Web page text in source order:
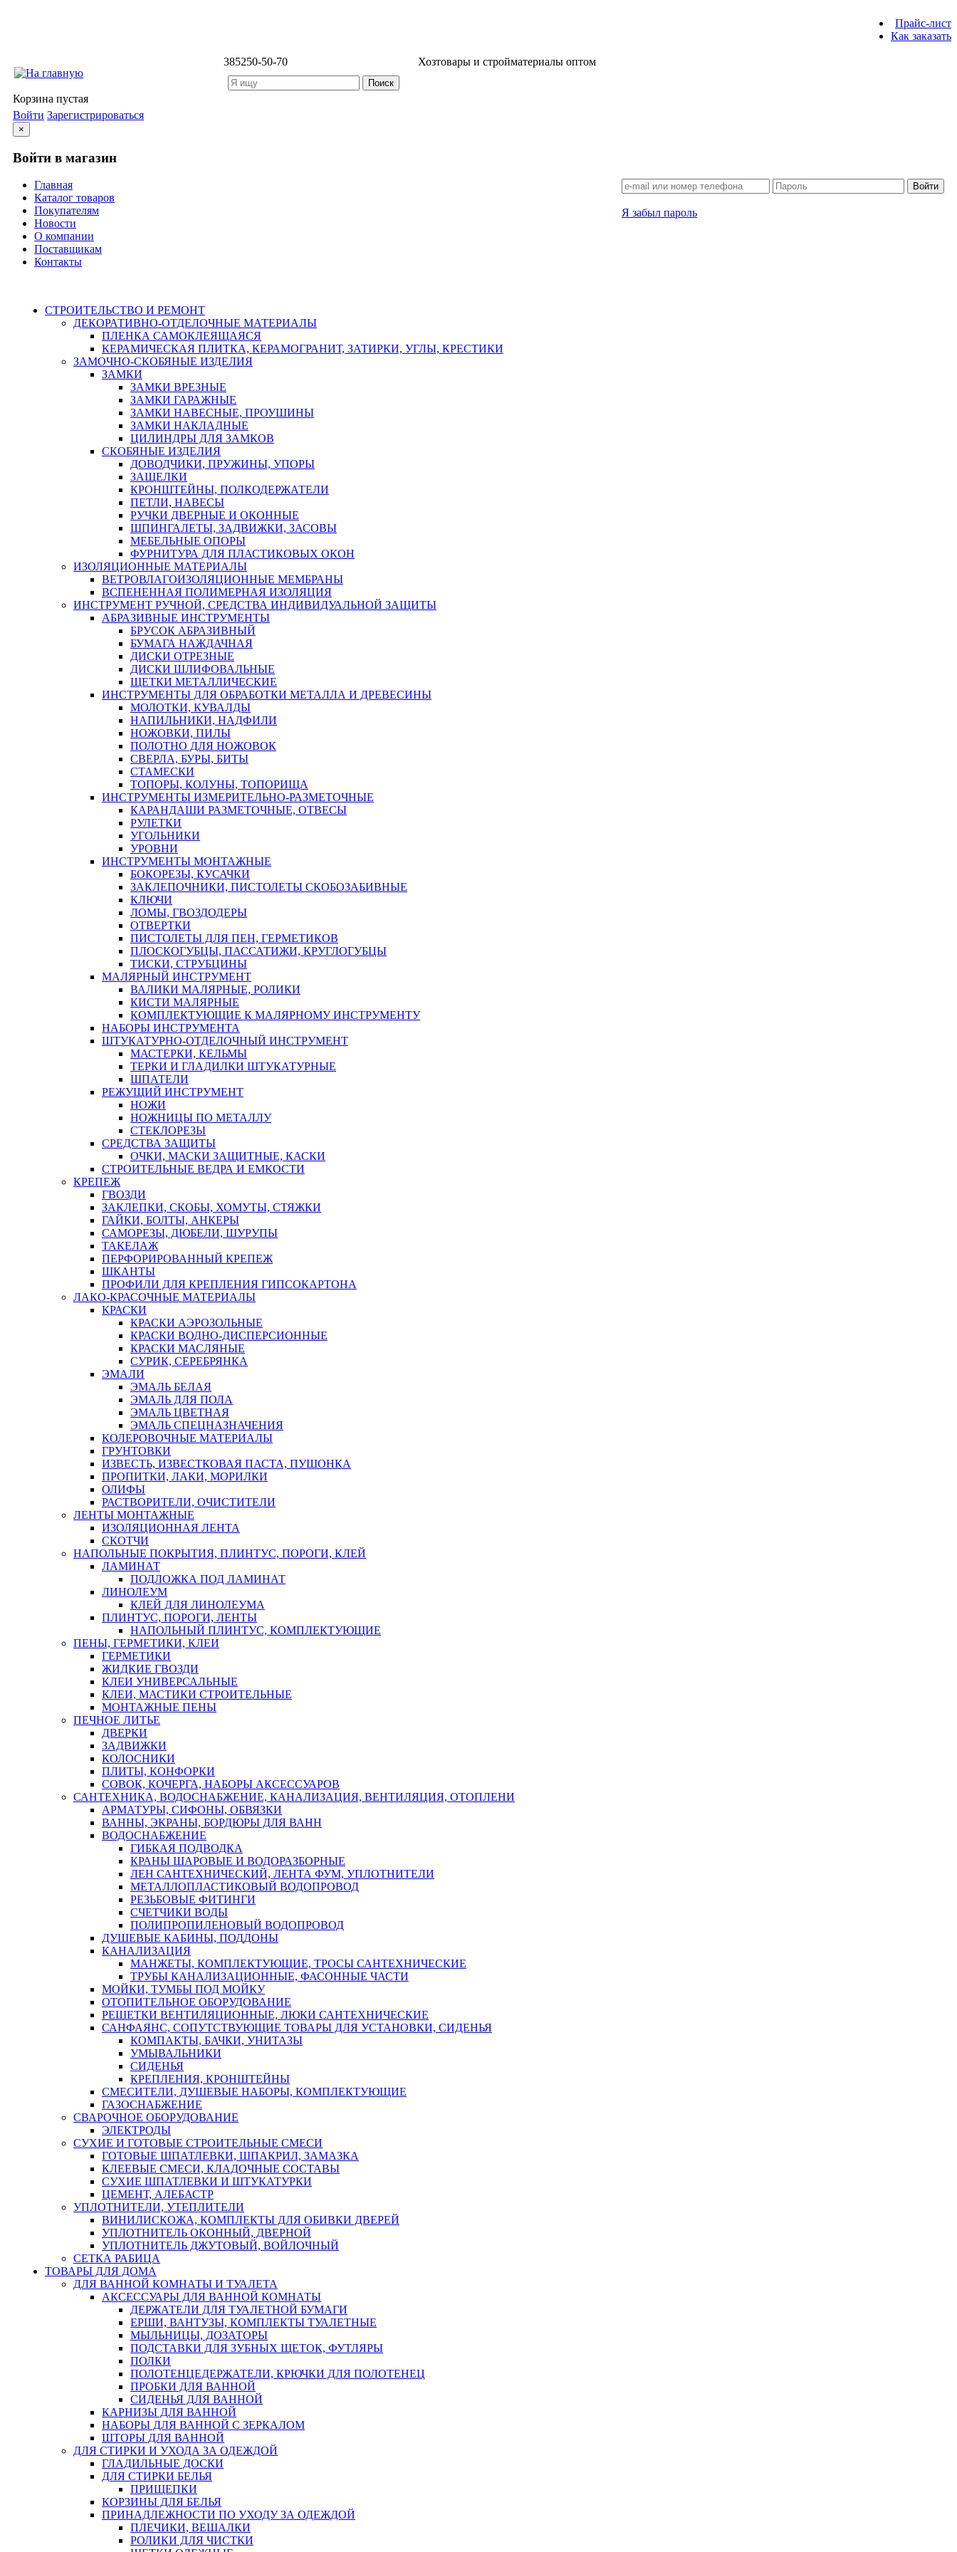
Прайс-лист
Как заказать
385250-50-70 Хозтовары и стройматериалы оптом
Корзина пустая
Войти Зарегистрироваться
×
Войти в магазин
Войти
Я забыл пароль
Главная
Каталог товаров
Покупателям
Новости
О компании
Поставщикам
Контакты
СТРОИТЕЛЬСТВО И РЕМОНТ
ДЕКОРАТИВНО-ОТДЕЛОЧНЫЕ МАТЕРИАЛЫ
ПЛЕНКА САМОКЛЕЯЩАЯСЯ
КЕРАМИЧЕСКАЯ ПЛИТКА, КЕРАМОГРАНИТ, ЗАТИРКИ, УГЛЫ, КРЕСТИКИ
ЗАМОЧНО-СКОБЯНЫЕ ИЗДЕЛИЯ
ЗАМКИ
ЗАМКИ ВРЕЗНЫЕ
ЗАМКИ ГАРАЖНЫЕ
ЗАМКИ НАВЕСНЫЕ, ПРОУШИНЫ
ЗАМКИ НАКЛАДНЫЕ
ЦИЛИНДРЫ ДЛЯ ЗАМКОВ
СКОБЯНЫЕ ИЗДЕЛИЯ
ДОВОДЧИКИ, ПРУЖИНЫ, УПОРЫ
ЗАЩЕЛКИ
КРОНШТЕЙНЫ, ПОЛКОДЕРЖАТЕЛИ
ПЕТЛИ, НАВЕСЫ
РУЧКИ ДВЕРНЫЕ И ОКОННЫЕ
ШПИНГАЛЕТЫ, ЗАДВИЖКИ, ЗАСОВЫ
МЕБЕЛЬНЫЕ ОПОРЫ
ФУРНИТУРА ДЛЯ ПЛАСТИКОВЫХ ОКОН
ИЗОЛЯЦИОННЫЕ МАТЕРИАЛЫ
ВЕТРОВЛАГОИЗОЛЯЦИОННЫЕ МЕМБРАНЫ
ВСПЕНЕННАЯ ПОЛИМЕРНАЯ ИЗОЛЯЦИЯ
ИНСТРУМЕНТ РУЧНОЙ, СРЕДСТВА ИНДИВИДУАЛЬНОЙ ЗАЩИТЫ
АБРАЗИВНЫЕ ИНСТРУМЕНТЫ
БРУСОК АБРАЗИВНЫЙ
БУМАГА НАЖДАЧНАЯ
ДИСКИ ОТРЕЗНЫЕ
ДИСКИ ШЛИФОВАЛЬНЫЕ
ЩЕТКИ МЕТАЛЛИЧЕСКИЕ
ИНСТРУМЕНТЫ ДЛЯ ОБРАБОТКИ МЕТАЛЛА И ДРЕВЕСИНЫ
МОЛОТКИ, КУВАЛДЫ
НАПИЛЬНИКИ, НАДФИЛИ
НОЖОВКИ, ПИЛЫ
ПОЛОТНО ДЛЯ НОЖОВОК
СВЕРЛА, БУРЫ, БИТЫ
СТАМЕСКИ
ТОПОРЫ, КОЛУНЫ, ТОПОРИЩА
ИНСТРУМЕНТЫ ИЗМЕРИТЕЛЬНО-РАЗМЕТОЧНЫЕ
КАРАНДАШИ РАЗМЕТОЧНЫЕ, ОТВЕСЫ
РУЛЕТКИ
УГОЛЬНИКИ
УРОВНИ
ИНСТРУМЕНТЫ МОНТАЖНЫЕ
БОКОРЕЗЫ, КУСАЧКИ
ЗАКЛЕПОЧНИКИ, ПИСТОЛЕТЫ СКОБОЗАБИВНЫЕ
КЛЮЧИ
ЛОМЫ, ГВОЗДОДЕРЫ
ОТВЕРТКИ
ПИСТОЛЕТЫ ДЛЯ ПЕН, ГЕРМЕТИКОВ
ПЛОСКОГУБЦЫ, ПАССАТИЖИ, КРУГЛОГУБЦЫ
ТИСКИ, СТРУБЦИНЫ
МАЛЯРНЫЙ ИНСТРУМЕНТ
ВАЛИКИ МАЛЯРНЫЕ, РОЛИКИ
КИСТИ МАЛЯРНЫЕ
КОМПЛЕКТУЮЩИЕ К МАЛЯРНОМУ ИНСТРУМЕНТУ
НАБОРЫ ИНСТРУМЕНТА
ШТУКАТУРНО-ОТДЕЛОЧНЫЙ ИНСТРУМЕНТ
МАСТЕРКИ, КЕЛЬМЫ
ТЕРКИ И ГЛАДИЛКИ ШТУКАТУРНЫЕ
ШПАТЕЛИ
РЕЖУЩИЙ ИНСТРУМЕНТ
НОЖИ
НОЖНИЦЫ ПО МЕТАЛЛУ
СТЕКЛОРЕЗЫ
СРЕДСТВА ЗАЩИТЫ
ОЧКИ, МАСКИ ЗАЩИТНЫЕ, КАСКИ
СТРОИТЕЛЬНЫЕ ВЕДРА И ЕМКОСТИ
КРЕПЕЖ
ГВОЗДИ
ЗАКЛЕПКИ, СКОБЫ, ХОМУТЫ, СТЯЖКИ
ГАЙКИ, БОЛТЫ, АНКЕРЫ
САМОРЕЗЫ, ДЮБЕЛИ, ШУРУПЫ
ТАКЕЛАЖ
ПЕРФОРИРОВАННЫЙ КРЕПЕЖ
ШКАНТЫ
ПРОФИЛИ ДЛЯ КРЕПЛЕНИЯ ГИПСОКАРТОНА
ЛАКО-КРАСОЧНЫЕ МАТЕРИАЛЫ
КРАСКИ
КРАСКИ АЭРОЗОЛЬНЫЕ
КРАСКИ ВОДНО-ДИСПЕРСИОННЫЕ
КРАСКИ МАСЛЯНЫЕ
СУРИК, СЕРЕБРЯНКА
ЭМАЛИ
ЭМАЛЬ БЕЛАЯ
ЭМАЛЬ ДЛЯ ПОЛА
ЭМАЛЬ ЦВЕТНАЯ
ЭМАЛЬ СПЕЦНАЗНАЧЕНИЯ
КОЛЕРОВОЧНЫЕ МАТЕРИАЛЫ
ГРУНТОВКИ
ИЗВЕСТЬ, ИЗВЕСТКОВАЯ ПАСТА, ПУШОНКА
ПРОПИТКИ, ЛАКИ, МОРИЛКИ
ОЛИФЫ
РАСТВОРИТЕЛИ, ОЧИСТИТЕЛИ
ЛЕНТЫ МОНТАЖНЫЕ
ИЗОЛЯЦИОННАЯ ЛЕНТА
СКОТЧИ
НАПОЛЬНЫЕ ПОКРЫТИЯ, ПЛИНТУС, ПОРОГИ, КЛЕЙ
ЛАМИНАТ
ПОДЛОЖКА ПОД ЛАМИНАТ
ЛИНОЛЕУМ
КЛЕЙ ДЛЯ ЛИНОЛЕУМА
ПЛИНТУС, ПОРОГИ, ЛЕНТЫ
НАПОЛЬНЫЙ ПЛИНТУС, КОМПЛЕКТУЮЩИЕ
ПЕНЫ, ГЕРМЕТИКИ, КЛЕИ
ГЕРМЕТИКИ
ЖИДКИЕ ГВОЗДИ
КЛЕИ УНИВЕРСАЛЬНЫЕ
КЛЕИ, МАСТИКИ СТРОИТЕЛЬНЫЕ
МОНТАЖНЫЕ ПЕНЫ
ПЕЧНОЕ ЛИТЬЕ
ДВЕРКИ
ЗАДВИЖКИ
КОЛОСНИКИ
ПЛИТЫ, КОНФОРКИ
СОВОК, КОЧЕРГА, НАБОРЫ АКСЕССУАРОВ
САНТЕХНИКА, ВОДОСНАБЖЕНИЕ, КАНАЛИЗАЦИЯ, ВЕНТИЛЯЦИЯ, ОТОПЛЕНИ
АРМАТУРЫ, СИФОНЫ, ОБВЯЗКИ
ВАННЫ, ЭКРАНЫ, БОРДЮРЫ ДЛЯ ВАНН
ВОДОСНАБЖЕНИЕ
ГИБКАЯ ПОДВОДКА
КРАНЫ ШАРОВЫЕ И ВОДОРАЗБОРНЫЕ
ЛЕН САНТЕХНИЧЕСКИЙ, ЛЕНТА ФУМ, УПЛОТНИТЕЛИ
МЕТАЛЛОПЛАСТИКОВЫЙ ВОДОПРОВОД
РЕЗЬБОВЫЕ ФИТИНГИ
СЧЕТЧИКИ ВОДЫ
ПОЛИПРОПИЛЕНОВЫЙ ВОДОПРОВОД
ДУШЕВЫЕ КАБИНЫ, ПОДДОНЫ
КАНАЛИЗАЦИЯ
МАНЖЕТЫ, КОМПЛЕКТУЮЩИЕ, ТРОСЫ САНТЕХНИЧЕСКИЕ
ТРУБЫ КАНАЛИЗАЦИОННЫЕ, ФАСОННЫЕ ЧАСТИ
МОЙКИ, ТУМБЫ ПОД МОЙКУ
ОТОПИТЕЛЬНОЕ ОБОРУДОВАНИЕ
РЕШЕТКИ ВЕНТИЛЯЦИОННЫЕ, ЛЮКИ САНТЕХНИЧЕСКИЕ
САНФАЯНС, СОПУТСТВУЮЩИЕ ТОВАРЫ ДЛЯ УСТАНОВКИ, СИДЕНЬЯ
КОМПАКТЫ, БАЧКИ, УНИТАЗЫ
УМЫВАЛЬНИКИ
СИДЕНЬЯ
КРЕПЛЕНИЯ, КРОНШТЕЙНЫ
СМЕСИТЕЛИ, ДУШЕВЫЕ НАБОРЫ, КОМПЛЕКТУЮЩИЕ
ГАЗОСНАБЖЕНИЕ
СВАРОЧНОЕ ОБОРУДОВАНИЕ
ЭЛЕКТРОДЫ
СУХИЕ И ГОТОВЫЕ СТРОИТЕЛЬНЫЕ СМЕСИ
ГОТОВЫЕ ШПАТЛЕВКИ, ШПАКРИЛ, ЗАМАЗКА
КЛЕЕВЫЕ СМЕСИ, КЛАДОЧНЫЕ СОСТАВЫ
СУХИЕ ШПАТЛЕВКИ И ШТУКАТУРКИ
ЦЕМЕНТ, АЛЕБАСТР
УПЛОТНИТЕЛИ, УТЕПЛИТЕЛИ
ВИНИЛИСКОЖА, КОМПЛЕКТЫ ДЛЯ ОБИВКИ ДВЕРЕЙ
УПЛОТНИТЕЛЬ ОКОННЫЙ, ДВЕРНОЙ
УПЛОТНИТЕЛЬ ДЖУТОВЫЙ, ВОЙЛОЧНЫЙ
СЕТКА РАБИЦА
ТОВАРЫ ДЛЯ ДОМА
ДЛЯ ВАННОЙ КОМНАТЫ И ТУАЛЕТА
АКСЕССУАРЫ ДЛЯ ВАННОЙ КОМНАТЫ
ДЕРЖАТЕЛИ ДЛЯ ТУАЛЕТНОЙ БУМАГИ
ЕРШИ, ВАНТУЗЫ, КОМПЛЕКТЫ ТУАЛЕТНЫЕ
МЫЛЬНИЦЫ, ДОЗАТОРЫ
ПОДСТАВКИ ДЛЯ ЗУБНЫХ ЩЕТОК, ФУТЛЯРЫ
ПОЛКИ
ПОЛОТЕНЦЕДЕРЖАТЕЛИ, КРЮЧКИ ДЛЯ ПОЛОТЕНЕЦ
ПРОБКИ ДЛЯ ВАННОЙ
СИДЕНЬЯ ДЛЯ ВАННОЙ
КАРНИЗЫ ДЛЯ ВАННОЙ
НАБОРЫ ДЛЯ ВАННОЙ С ЗЕРКАЛОМ
ШТОРЫ ДЛЯ ВАННОЙ
ДЛЯ СТИРКИ И УХОДА ЗА ОДЕЖДОЙ
ГЛАДИЛЬНЫЕ ДОСКИ
ДЛЯ СТИРКИ БЕЛЬЯ
ПРИЩЕПКИ
КОРЗИНЫ ДЛЯ БЕЛЬЯ
ПРИНАДЛЕЖНОСТИ ПО УХОДУ ЗА ОДЕЖДОЙ
ПЛЕЧИКИ, ВЕШАЛКИ
РОЛИКИ ДЛЯ ЧИСТКИ